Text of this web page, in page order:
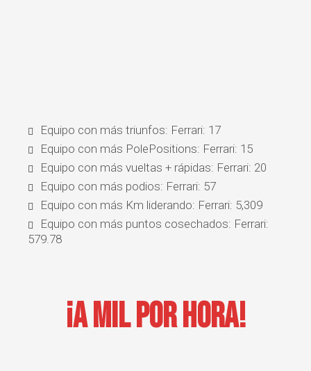
Equipo con más triunfos: Ferrari: 17
Equipo con más PolePositions: Ferrari: 15
Equipo con más vueltas + rápidas: Ferrari: 20
Equipo con más podios: Ferrari: 57
Equipo con más Km liderando: Ferrari: 5,309
Equipo con más puntos cosechados: Ferrari:
579.78
¡A Mil Por Hora!